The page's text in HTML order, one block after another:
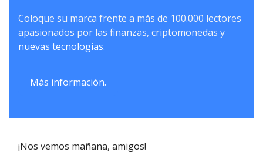
Coloque su marca frente a más de 100.000 lectores
apasionados por las finanzas, criptomonedas y
nuevas tecnologías.
Más información.
¡Nos vemos mañana, amigos!